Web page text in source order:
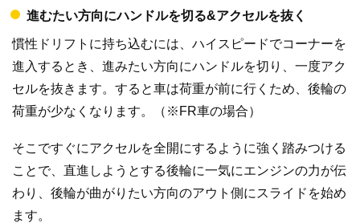
進むたい方向にハンドルを切る&アクセルを抜く
慣性ドリフトに持ち込むには、ハイスピードでコーナーを
進入するとき、進みたい方向にハンドルを切り、一度アク
セルを抜きます。すると車は荷重が前に行くため、後輪の
荷重が少なくなります。（※FR車の場合）
そこですぐにアクセルを全開にするように強く踏みつける
ことで、直進しようとする後輪に一気にエンジンの力が伝
わり、後輪が曲がりたい方向のアウト側にスライドを始め
ます。